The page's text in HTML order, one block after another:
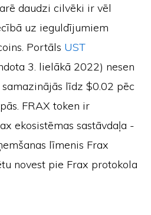
daudzi cilvēki ir vēl
uz ieguldījumiem
Portāls UST
3. lielākā 2022) nesen
līdz $0.02 pēc
FRAX token ir
ekosistēmas sastāvdaļa -
līmenis Frax
novest pie Frax protokola